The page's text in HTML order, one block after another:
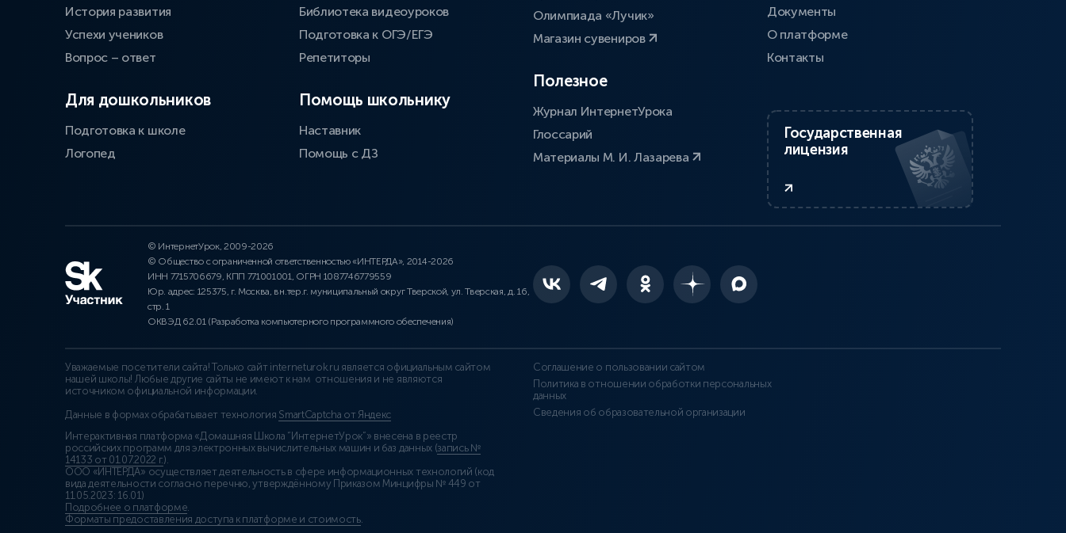
История развития
Успехи учеников
Вопрос – ответ
Для дошкольников
Подготовка к школе
Логопед
Библиотека видеоуроков
Подготовка к ОГЭ/ЕГЭ
Репетиторы
Помощь школьнику
Наставник
Помощь с ДЗ
Олимпиада «Лучик»
Магазин сувениров
Полезное
Журнал ИнтернетУрока
Глоссарий
Материалы М. И. Лазарева
Документы
О платформе
Контакты
Государственная
лицензия
© ИнтернетУрок, 2009-2026
© Общество с ограниченной ответственностью «ИНТЕРДА», 2014-2026
ИНН 7715706679, КПП 771001001, ОГРН 1087746779559
Юр. адрес: 125375, г. Москва, вн.тер.г. муниципальный округ Тверской, ул. Тверская, д. 16,
стр. 1
ОКВЭД 62.01 (Разработка компьютерного программного обеспечения)
Уважаемые посетители сайта! Только сайт interneturok.ru является официальным сайтом
нашей школы! Любые другие сайты не имеют к нам отношения и не являются
источником официальной информации.
Данные в формах обрабатывает технология SmartCaptcha от Яндекс
Интерактивная платформа «Домашняя Школа “ИнтернетУрок”» внесена в реестр
российских программ для электронных вычислительных машин и баз данных (запись №
14133 от 01.07.2022 г.).
ООО «ИНТЕРДА» осуществляет деятельность в сфере информационных технологий (код
вида деятельности согласно перечню, утверждённому Приказом Минцифры № 449 от
11.05.2023: 16.01)
Подробнее о платформе.
Форматы предоставления доступа к платформе и стоимость.
Соглашение о пользовании сайтом
Политика в отношении обработки персональных
данных
Сведения об образовательной организации